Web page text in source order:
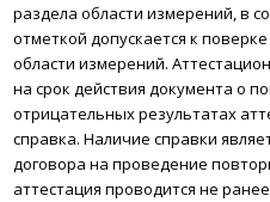
раздела области измерений, в
отметкой допускается к
области измерений.
на срок действия документа о
отрицательных результатах
справка. Наличие справки
договора на проведение
аттестация проводится не